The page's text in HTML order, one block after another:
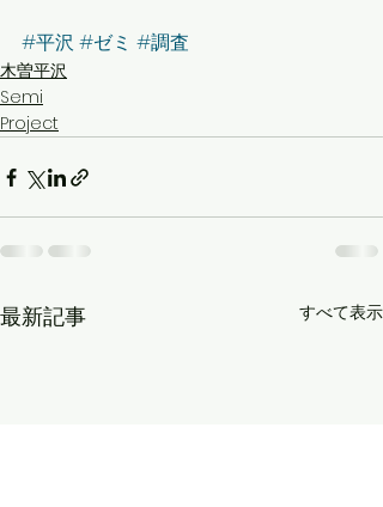
#平沢#ゼミ #調査
木曽平沢
Semi
Project
最新記事 すべて表示